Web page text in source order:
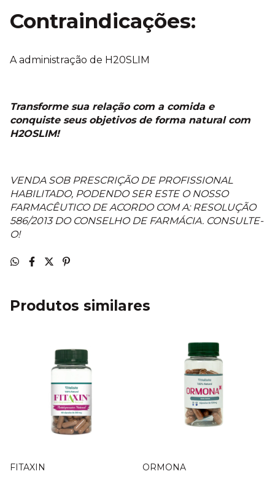
Contraindicações:
A administração de H20SLIM
Transforme sua relação com a comida e
conquiste seus objetivos de forma natural com
H2OSLIM!
VENDA SOB PRESCRIÇÃO DE PROFISSIONAL
HABILITADO, PODENDO SER ESTE O NOSSO
FARMACÊUTICO DE ACORDO COM A: RESOLUÇÃO
586/2013 DO CONSELHO DE FARMÁCIA. CONSULTE-
O!
Produtos similares
FITAXIN ORMONA